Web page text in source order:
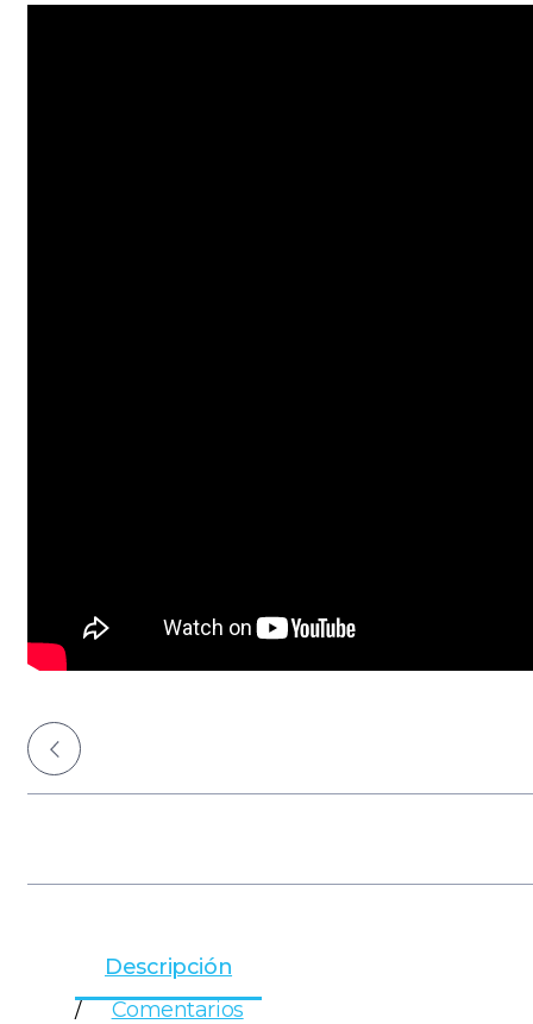
Descripción
Comentarios